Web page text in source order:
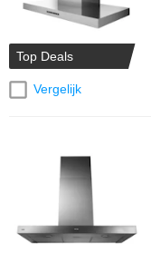
Top Deals
Vergelijk